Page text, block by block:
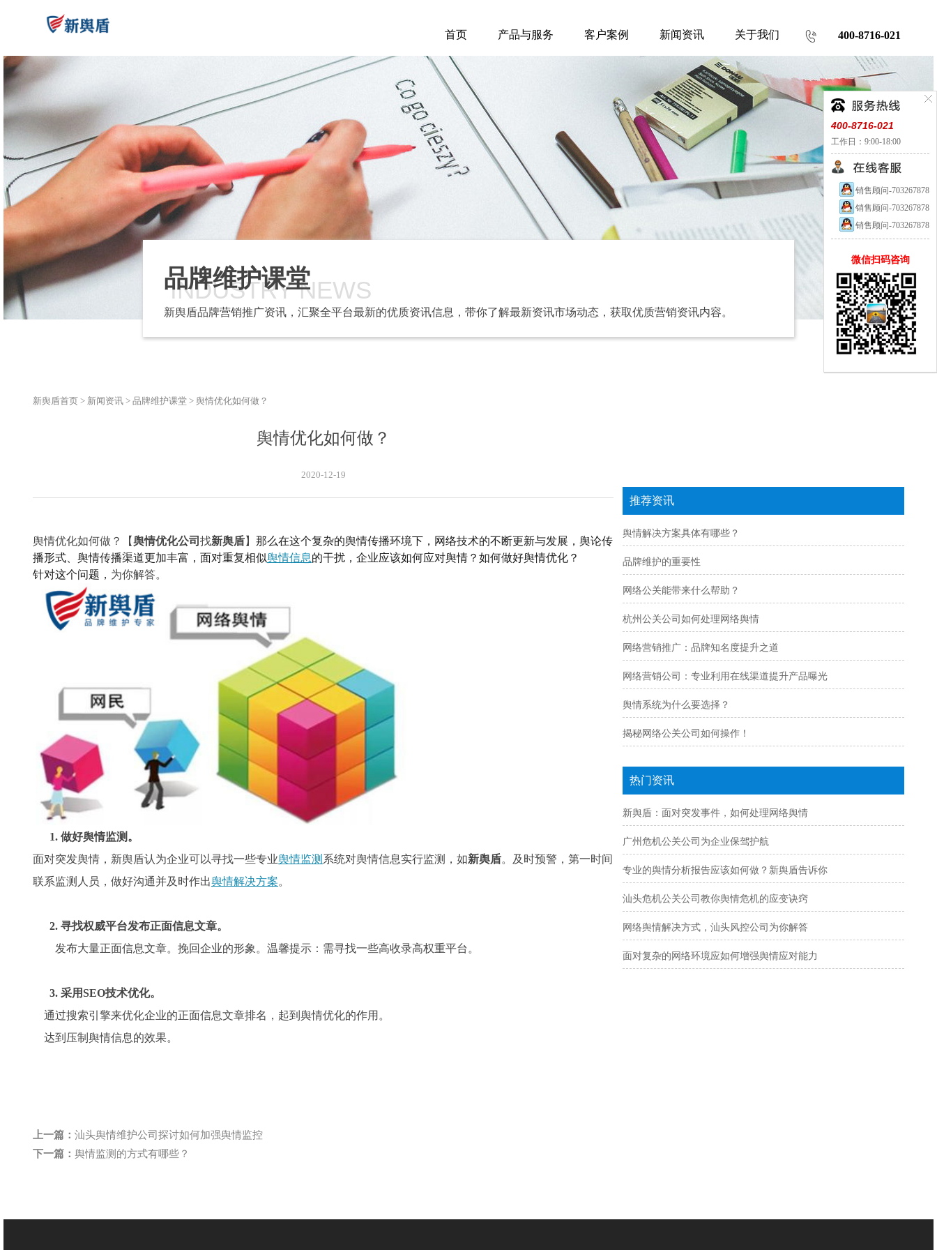
首页 产品与服务 客户案例 新闻资讯 关于我们 400-8716-021
品牌维护课堂
INDUSTRY NEWS
新舆盾品牌营销推广资讯，汇聚全平台最新的优质资讯信息，带你了解最新资讯市场动态，获取优质营销资讯内容。
新舆盾首页 > 新闻资讯 > 品牌维护课堂 > 舆情优化如何做？
舆情优化如何做？
2020-12-19
舆情优化如何做？ 【舆情优化公司 找新舆盾】 那么在这个复杂的舆情传播环境下 ， 网络技术的不断更新与发展，舆论传
播形式、舆情传播渠道更加丰富 ， 面对重复相似舆情信息的干扰 ， 企业应该如何应对舆情 ？ 如何做好舆情优化？
针对这个问题， 为你解答。
1. 做好舆情监测 。
面对突发舆情，新舆盾认为企业可以寻找一些专业舆情监测 系统对舆情信息实行监测， 如新舆盾。及时预警，第一时间
联系监测 人员， 做好沟通并及时作出舆情解决方案。
2. 寻找权威平台发布正面信息文章。
发布大量正面信息文章。 挽回企业的形象。 温馨提示：需寻找一些高收录高权重平台。
3. 采用SEO技术优化。
通过搜索引擎来优化企业的正面信息文章排名，起到 舆情优化的作用。
达到 压制舆情信息的效果。
上一篇： 汕头舆情维护公司探讨如何加强舆情监控
下一篇： 舆情监测的方式有哪些？
推荐资讯
舆情解决方案具体有哪些？
品牌维护的重要性
网络公关能带来什么帮助？
杭州公关公司如何处理网络舆情
网络营销推广：品牌知名度提升之道
网络营销公司：专业利用在线渠道提升产品曝光
舆情系统为什么要选择？
揭秘网络公关公司如何操作！
热门资讯
新舆盾：面对突发事件，如何处理网络舆情
广州危机公关公司为企业保驾护航
专业的舆情分析报告应该如何做？新舆盾告诉你
汕头危机公关公司教你舆情危机的应变诀窍
网络舆情解决方式，汕头风控公司为你解答
面对复杂的网络环境应如何增强舆情应对能力
400-8716-021
工作日：9:00-18:00
销售顾问-703267878
销售顾问-703267878
销售顾问-703267878
微信扫码咨询